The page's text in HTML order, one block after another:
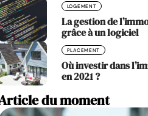
LOGEMENT
La gestion de
grâce à un logiciel
PLACEMENT
Où investir dans
en 2021 ?
du moment